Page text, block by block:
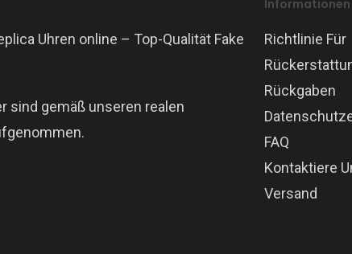
Uhren online – Top-Qualität Fake
sind gemäß unseren realen
Informationen
Richtlinie Für
Rückgaben
FAQ
Kontaktiere
Versand